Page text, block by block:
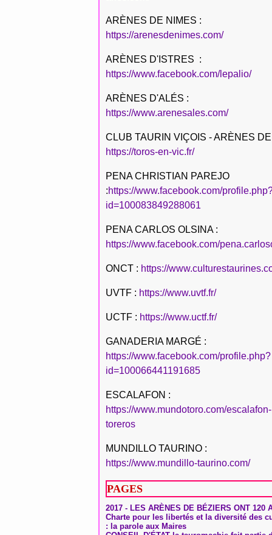
ARÈNES DE NIMES :
https://arenesdenimes.com/
ARÈNES D'ISTRES :
https://www.facebook.com/lepalio/
ARÈNES D'ALÉS :
https://www.arenesales.com/
CLUB TAURIN VIÇOIS - ARÈNES
https://toros-en-vic.fr/
PENA CHRISTIAN PAREJO
:https://www.facebook.com/
id=100083849288061
PENA CARLOS OLSINA :
https://www.facebook.com/
ONCT : https://
UVTF : https://www.uvtf.fr/
UCTF : https://www.uctf.fr/
GANADERIA MARGÉ :
https://www.facebook.com/profile.php?
id=100066441191685
ESCALAFON :
https://www.mundotoro.com/escalafon-
toreros
MUNDILLO TAURINO :
https://www.mundillo-taurino.com/
PAGES
2017 - LES ARÈNES DE BÉZIERS ONT 120
Charte pour les libertés et la diversité des
: la parole aux Maires